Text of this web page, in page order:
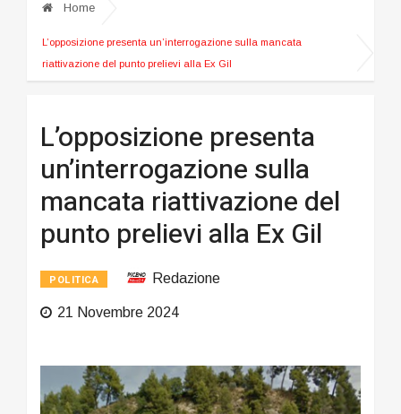
Home
L’opposizione presenta un’interrogazione sulla mancata
riattivazione del punto prelievi alla Ex Gil
L’opposizione presenta
un’interrogazione sulla
mancata riattivazione del
punto prelievi alla Ex Gil
POLITICA Redazione
21 Novembre 2024